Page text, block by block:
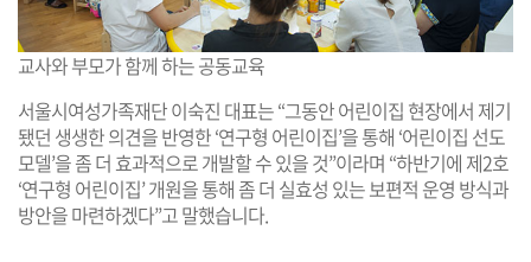
교사와 부모가 함께 하는 공동교육
서울시여성가족재단 이숙진 대표는 “그동안 어린이집 현장에서 제기
됐던 생생한 의견을 반영한 ‘연구형 어린이집’을 통해 ‘어린이집 선도
모델’을 좀 더 효과적으로 개발할 수 있을 것”이라며 “하반기에 제2호
‘연구형 어린이집’ 개원을 통해 좀 더 실효성 있는 보편적 운영 방식과
방안을 마련하겠다”고 말했습니다.